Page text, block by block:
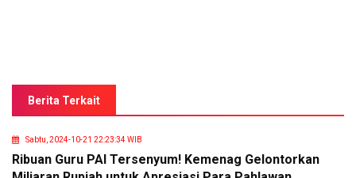
Berita Terkait
Sabtu, 2024-10-21 22:23:34 WIB
Ribuan Guru PAI Tersenyum! Kemenag Gelontorkan